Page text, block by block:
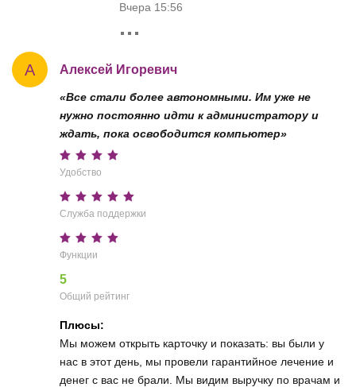
Вчера 15:56
А Алексей Игоревич
«Все стали более автономными. Им уже не
нужно постоянно идти к администратору и
ждать, пока освободится компьютер»
Удобство
Служба поддержки
Функции
5
Общий рейтинг
Плюсы:
Мы можем открыть карточку и показать: вы были у
нас в этот день, мы провели гарантийное лечение и
денег с вас не брали. Мы видим выручку по врачам и